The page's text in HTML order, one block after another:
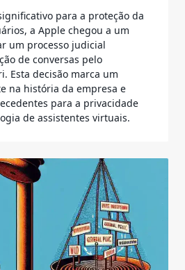
para a proteção da
a Apple chegou a um
um processo judicial
de conversas pelo
Esta decisão marca um
na história da empresa e
para a privacidade
de assistentes virtuais.